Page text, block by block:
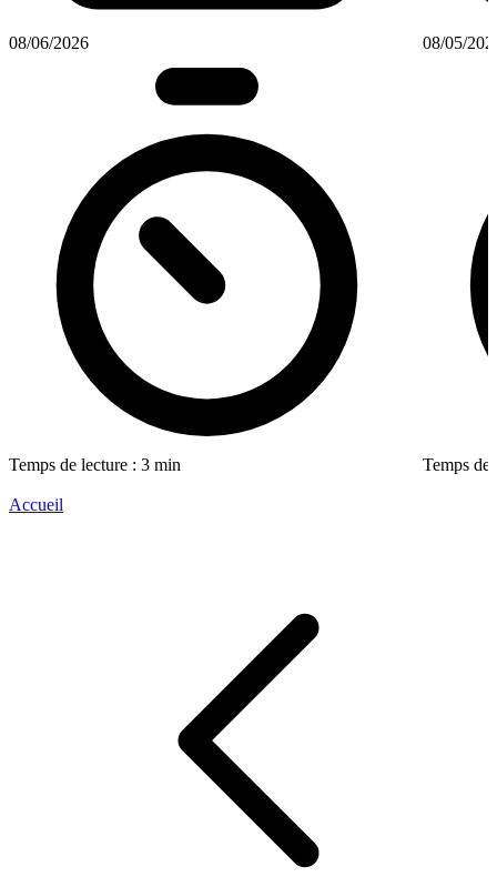
08/06/2026
Temps de lecture : 3 min
08/05/
Temps de
Accueil